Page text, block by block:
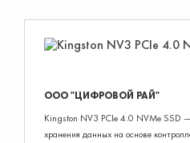
ООО "ЦИФРОВОЙ РАЙ"
Kingston NV3 PCIe 4.0 NVMe SSD
хранения данных на основе